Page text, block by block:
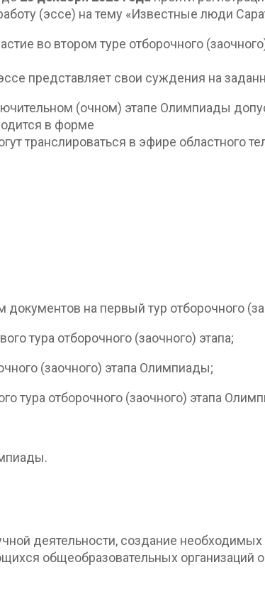
(эссе) на тему «Известные люди
во втором туре отборочного
представляет свои суждения на
(очном) этапе Олимпиады
в форме
транслироваться в эфире областного
документов на первый тур отборочного
тура отборочного (заочного) этапа;
(заочного) этапа Олимпиады;
тура отборочного (заочного) этапа
деятельности, создание
общеобразовательных организаций